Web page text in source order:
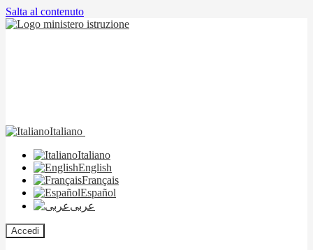
Salta al contenuto
Italiano
Italiano
English
Français
Español
عربى
Accedi